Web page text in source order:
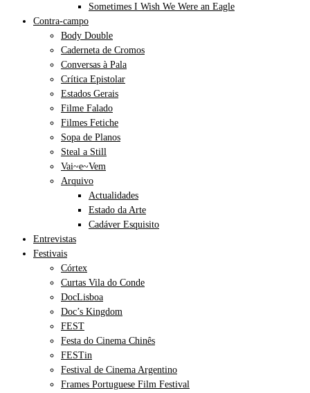
Sometimes I Wish We Were an Eagle
Contra-campo
Body Double
Caderneta de Cromos
Conversas à Pala
Crítica Epistolar
Estados Gerais
Filme Falado
Filmes Fetiche
Sopa de Planos
Steal a Still
Vai~e~Vem
Arquivo
Actualidades
Estado da Arte
Cadáver Esquisito
Entrevistas
Festivais
Córtex
Curtas Vila do Conde
DocLisboa
Doc’s Kingdom
FEST
Festa do Cinema Chinês
FESTin
Festival de Cinema Argentino
Frames Portuguese Film Festival